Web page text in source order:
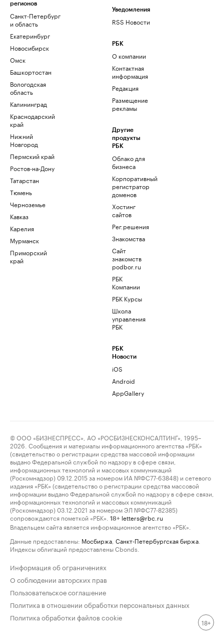
регионов
Санкт-Петербург
и область
Екатеринбург
Новосибирск
Омск
Башкортостан
Вологодская
область
Калининград
Краснодарский
край
Нижний
Новгород
Пермский край
Ростов-на-Дону
Татарстан
Тюмень
Черноземье
Кавказ
Карелия
Мурманск
Приморский
край
Уведомления
RSS Новости
РБК
О компании
Контактная
информация
Редакция
Размещение
рекламы
Другие
продукты
РБК
Облако для
бизнеса
Корпоративный
регистратор
доменов
Хостинг
сайтов
Рег.решения
Знакомства
Сайт
знакомств
podbor.ru
РБК
Компании
РБК Курсы
Школа
управления
РБК
РБК
Новости
iOS
Android
AppGallery
© ООО «БИЗНЕСПРЕСС», АО «РОСБИЗНЕСКОНСАЛТИНГ», 1995–
2026. Сообщения и материалы информационного агентства «РБК»
(свидетельство о регистрации средства массовой информации
выдано Федеральной службой по надзору в сфере связи,
информационных технологий и массовых коммуникаций
(Роскомнадзор) 09.12.2015 за номером ИА №ФС77-63848) и сетевого
издания «РБК» (свидетельство о регистрации средства массовой
информации выдано Федеральной службой по надзору в сфере связи,
информационных технологий и массовых коммуникаций
(Роскомнадзор) 03.12.2021 за номером ЭЛ №ФС77-82385)
сопровождаются пометкой «РБК».
18+ letters@rbc.ru
Владельцем сайта является информационное агентство «РБК».
Данные предоставлены: Мосбиржа Санкт-Петербургская биржа
Индексы облигаций предоставлены Cbonds.
Информация об ограничениях
О соблюдении авторских прав
Пользовательское соглашение
Политика в отношении обработки персональных данных
Политика обработки файлов cookie
18+